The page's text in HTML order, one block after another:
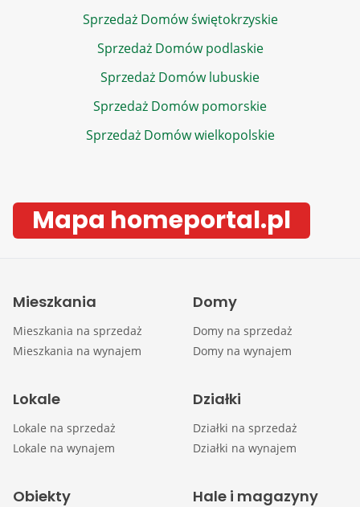
Sprzedaż Domów świętokrzyskie
Sprzedaż Domów podlaskie
Sprzedaż Domów lubuskie
Sprzedaż Domów pomorskie
Sprzedaż Domów wielkopolskie
Mapa homeportal.pl
Mieszkania
Mieszkania na sprzedaż
Mieszkania na wynajem
Domy
Domy na sprzedaż
Domy na wynajem
Lokale
Lokale na sprzedaż
Lokale na wynajem
Działki
Działki na sprzedaż
Działki na wynajem
Obiekty Hale i magazyny